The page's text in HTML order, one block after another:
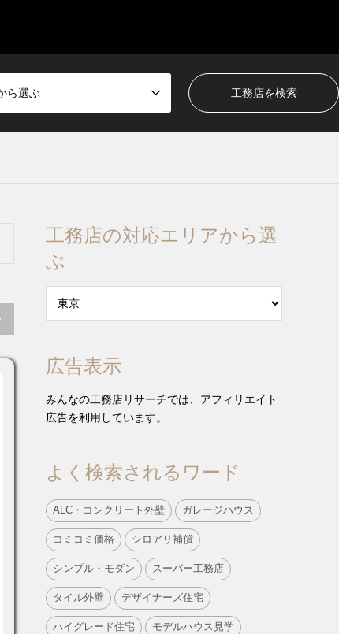
ら選ぶ
工務店の対応エリアから選
ぶ
広告表示
みんなの工務店リサーチでは、アフィリエイト
広告を利用しています。
よく検索されるワード
ALC・コンクリート外壁 ガレージハウス
コミコミ価格 シロアリ補償
シンプル・モダン スーパー工務店
タイル外壁 デザイナーズ住宅
ハイグレード住宅 モデルハウス見学